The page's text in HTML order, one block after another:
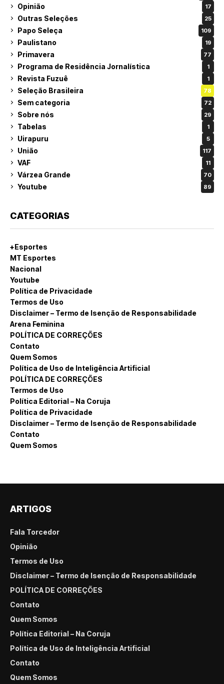
Opinião 17
Outras Seleções 25
Papo Seleça 109
Paulistano 19
Primavera 77
Programa de Residência Jornalística 1
Revista Fuzuê 1
Seleção Brasileira 78
Sem categoria 72
Sobre nós 29
Tabelas 1
Uirapuru 5
União 117
VAF 11
Várzea Grande 70
Youtube 89
CATEGORIAS
+Esportes
MT Esportes
Nacional
Youtube
Política de Privacidade
Termos de Uso
Disclaimer – Termo de Isenção de Responsabilidade
Arena Feminina
POLÍTICA DE CORREÇÕES
Contato
Quem Somos
Política de Uso de Inteligência Artificial
POLÍTICA DE CORREÇÕES
Termos de Uso
Política Editorial – Na Coruja
Política de Privacidade
Disclaimer – Termo de Isenção de Responsabilidade
Contato
Quem Somos
ARTIGOS
Fala Torcedor
Opinião
Termos de Uso
Disclaimer – Termo de Isenção de Responsabilidade
POLÍTICA DE CORREÇÕES
Contato
Quem Somos
Política Editorial – Na Coruja
Política de Uso de Inteligência Artificial
Contato
Quem Somos